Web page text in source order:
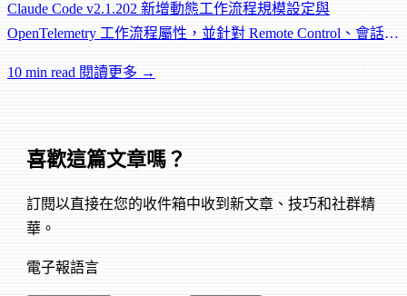
Claude Code v2.1.202 新增動態工作流程規模設定與
OpenTelemetry 工作流程屬性，並針對 Remote Control、會話管
10 min read 閱讀更多 →
喜歡這篇文章嗎？
訂閱以直接在您的收件箱中收到新文章、技巧和社群精
華。
電子報語言